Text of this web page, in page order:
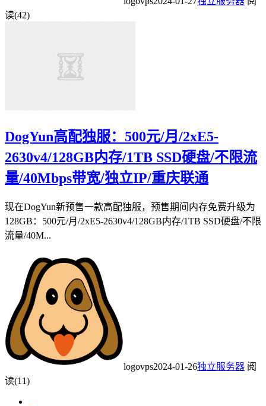
读(42)
DogYun高配独服：500元/月/2xE5-
2630v4/128GB内存/1TB SSD硬盘/不限流
量/40Mbps带宽/独立IP/重庆联通
现在DogYun新预售一款高配独服，预售期间内存免费升级为
128GB：500元/月/2xE5-2630v4/128GB内存/1TB SSD硬盘/不限
流量/40M...
logovps2024-01-26独立服务器 阅
读(11)